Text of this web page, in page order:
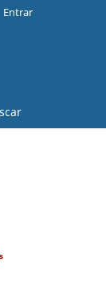
Entrar